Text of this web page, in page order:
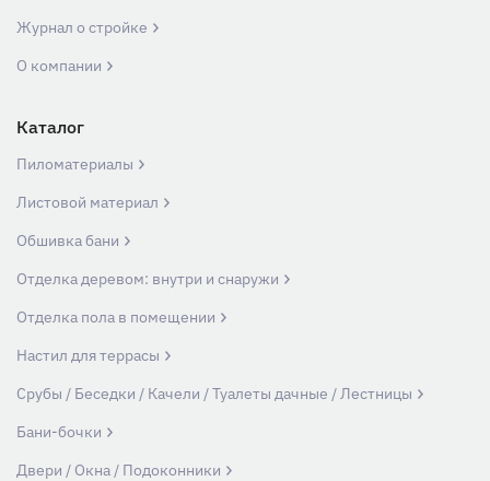
Журнал о стройке
О компании
Каталог
Пиломатериалы
Листовой материал
Обшивка бани
Отделка деревом: внутри и снаружи
Отделка пола в помещении
Настил для террасы
Срубы / Беседки / Качели / Туалеты дачные / Лестницы
Бани-бочки
Двери / Окна / Подоконники